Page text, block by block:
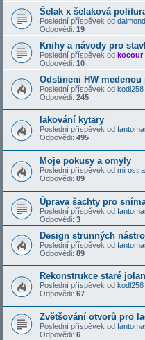
Šelak x šelaková
Poslední příspěvek od
Odpovědi: 19
Knihy a návody pro
Poslední příspěvek od kocour
Odpovědi: 10
Odstineni HW medenou
Poslední příspěvek od kodl258
Odpovědi: 245
lakování kytary
Poslední příspěvek od
Odpovědi: 495
Moje pokusy a omyly
Poslední příspěvek od
Odpovědi: 89
Úprava šachty pro
Poslední příspěvek od
Odpovědi: 3
Design strunných
Poslední příspěvek od
Odpovědi: 89
Rekonstrukce staré
Poslední příspěvek od kodl258
Odpovědi: 67
Zvětšování otvorů pro
Poslední příspěvek od
Odpovědi: 6